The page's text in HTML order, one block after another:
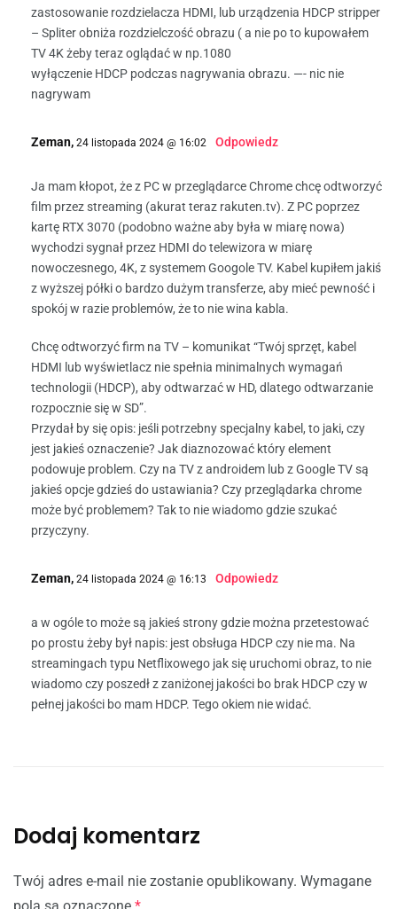
zastosowanie rozdzielacza HDMI, lub urządzenia HDCP stripper
– Spliter obniża rozdzielczość obrazu ( a nie po to kupowałem
TV 4K żeby teraz oglądać w np.1080
wyłączenie HDCP podczas nagrywania obrazu. —- nic nie
nagrywam
Zeman, 24 listopada 2024 @ 16:02 Odpowiedz
Ja mam kłopot, że z PC w przeglądarce Chrome chcę odtworzyć
film przez streaming (akurat teraz rakuten.tv). Z PC poprzez
kartę RTX 3070 (podobno ważne aby była w miarę nowa)
wychodzi sygnał przez HDMI do telewizora w miarę
nowoczesnego, 4K, z systemem Googole TV. Kabel kupiłem jakiś
z wyższej półki o bardzo dużym transferze, aby mieć pewność i
spokój w razie problemów, że to nie wina kabla.
Chcę odtworzyć firm na TV – komunikat “Twój sprzęt, kabel
HDMI lub wyświetlacz nie spełnia minimalnych wymagań
technologii (HDCP), aby odtwarzać w HD, dlatego odtwarzanie
rozpocznie się w SD”.
Przydał by się opis: jeśli potrzebny specjalny kabel, to jaki, czy
jest jakieś oznaczenie? Jak diaznozować który element
podowuje problem. Czy na TV z androidem lub z Google TV są
jakieś opcje gdzieś do ustawiania? Czy przeglądarka chrome
może być problemem? Tak to nie wiadomo gdzie szukać
przyczyny.
Zeman, 24 listopada 2024 @ 16:13 Odpowiedz
a w ogóle to może są jakieś strony gdzie można przetestować
po prostu żeby był napis: jest obsługa HDCP czy nie ma. Na
streamingach typu Netflixowego jak się uruchomi obraz, to nie
wiadomo czy poszedł z zaniżonej jakości bo brak HDCP czy w
pełnej jakości bo mam HDCP. Tego okiem nie widać.
Dodaj komentarz
Twój adres e-mail nie zostanie opublikowany. Wymagane